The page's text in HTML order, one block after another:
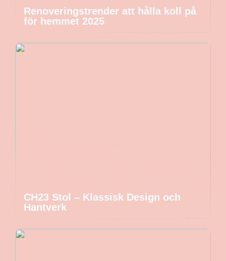
Renoveringstrender att hålla koll på
för hemmet 2025
CH23 Stol – Klassisk Design och
Hantverk